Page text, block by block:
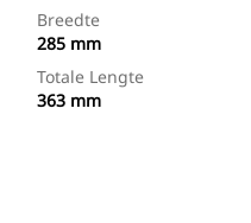
Breedte
285 mm
Totale Lengte
363 mm